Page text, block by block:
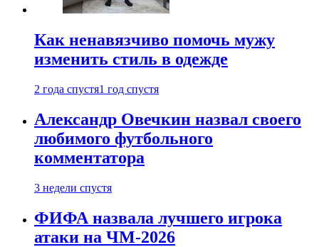
Как ненавязчиво помочь мужу
изменить стиль в одежде
2 года спустя1 год спустя
Александр Овечкин назвал своего
любимого футбольного
комментатора
3 недели спустя
ФИФА назвала лучшего игрока
атаки на ЧМ-2026